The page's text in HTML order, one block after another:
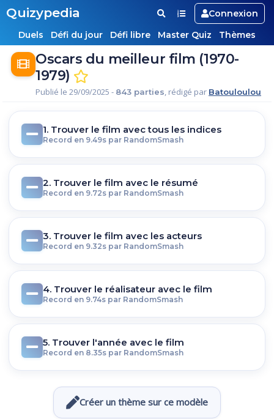
Quizypedia
Connexion
Duels
Défi du jour Défi libre Master Quiz Thèmes
Oscars du meilleur film (1970-
1979)
Publié le 29/09/2025 - 843 parties, rédigé par Batouloulou
1. Trouver le film avec tous les indices
Record en 9.49s par RandomSmash
2. Trouver le film avec le résumé
Record en 9.72s par RandomSmash
3. Trouver le film avec les acteurs
Record en 9.32s par RandomSmash
4. Trouver le réalisateur avec le film
Record en 9.74s par RandomSmash
5. Trouver l'année avec le film
Record en 8.35s par RandomSmash
Créer un thème sur ce modèle